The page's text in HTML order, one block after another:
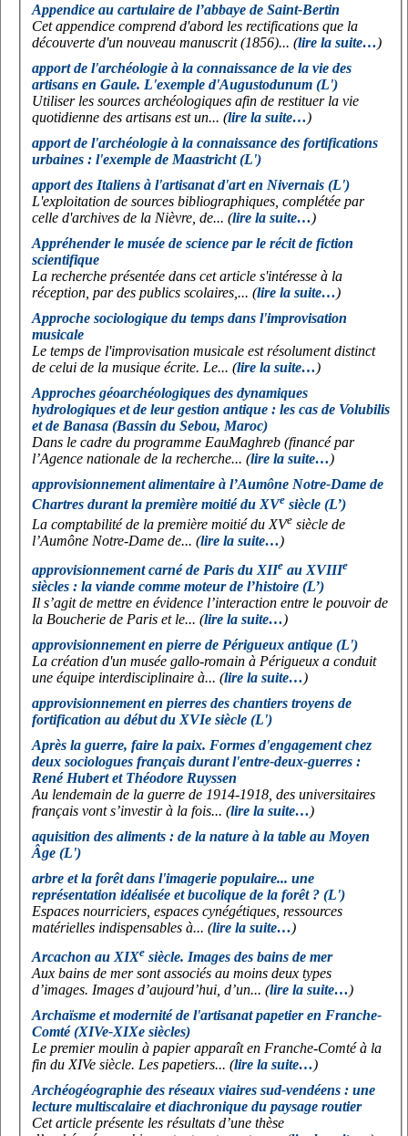
Appendice au cartulaire de l’abbaye de Saint-Bertin
Cet appendice comprend d'abord les rectifications que la
découverte d'un nouveau manuscrit (1856)... (lire la suite…)
apport de l'archéologie à la connaissance de la vie des
artisans en Gaule. L'exemple d'Augustodunum (L')
Utiliser les sources archéologiques afin de restituer la vie
quotidienne des artisans est un... (lire la suite…)
apport de l'archéologie à la connaissance des fortifications
urbaines : l'exemple de Maastricht (L')
apport des Italiens à l'artisanat d'art en Nivernais (L')
L'exploitation de sources bibliographiques, complétée par
celle d'archives de la Nièvre, de... (lire la suite…)
Appréhender le musée de science par le récit de fiction
scientifique
La recherche présentée dans cet article s'intéresse à la
réception, par des publics scolaires,... (lire la suite…)
Approche sociologique du temps dans l'improvisation
musicale
Le temps de l'improvisation musicale est résolument distinct
de celui de la musique écrite. Le... (lire la suite…)
Approches géoarchéologiques des dynamiques
hydrologiques et de leur gestion antique : les cas de Volubilis
et de Banasa (Bassin du Sebou, Maroc)
Dans le cadre du programme EauMaghreb (financé par
l’Agence nationale de la recherche... (lire la suite…)
approvisionnement alimentaire à l’Aumône Notre-Dame de
Chartres durant la première moitié du XVe siècle (L’)
La comptabilité de la première moitié du XVe siècle de
l’Aumône Notre-Dame de... (lire la suite…)
approvisionnement carné de Paris du XIIe au XVIIIe
siècles : la viande comme moteur de l’histoire (L’)
Il s’agit de mettre en évidence l’interaction entre le pouvoir de
la Boucherie de Paris et le... (lire la suite…)
approvisionnement en pierre de Périgueux antique (L')
La création d'un musée gallo-romain à Périgueux a conduit
une équipe interdisciplinaire à... (lire la suite…)
approvisionnement en pierres des chantiers troyens de
fortification au début du XVIe siècle (L')
Après la guerre, faire la paix. Formes d'engagement chez
deux sociologues français durant l'entre-deux-guerres :
René Hubert et Théodore Ruyssen
Au lendemain de la guerre de 1914-1918, des universitaires
français vont s’investir à la fois... (lire la suite…)
aquisition des aliments : de la nature à la table au Moyen
Âge (L')
arbre et la forêt dans l'imagerie populaire... une
représentation idéalisée et bucolique de la forêt ? (L')
Espaces nourriciers, espaces cynégétiques, ressources
matérielles indispensables à... (lire la suite…)
Arcachon au XIXe siècle. Images des bains de mer
Aux bains de mer sont associés au moins deux types
d’images. Images d’aujourd’hui, d’un... (lire la suite…)
Archaïsme et modernité de l'artisanat papetier en Franche-
Comté (XIVe-XIXe siècles)
Le premier moulin à papier apparaît en Franche-Comté à la
fin du XIVe siècle. Les papetiers... (lire la suite…)
Archéogéographie des réseaux viaires sud-vendéens : une
lecture multiscalaire et diachronique du paysage routier
Cet article présente les résultats d’une thèse